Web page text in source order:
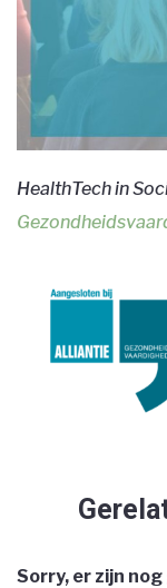
HealthTech in
Sorry, er zijn